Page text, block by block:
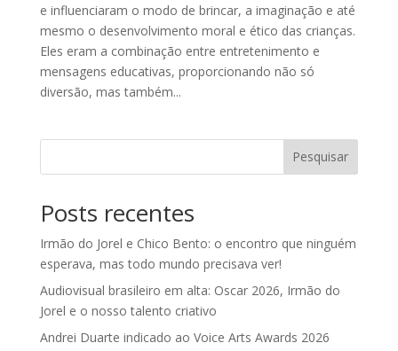
e influenciaram o modo de brincar, a imaginação e até
mesmo o desenvolvimento moral e ético das crianças.
Eles eram a combinação entre entretenimento e
mensagens educativas, proporcionando não só
diversão, mas também...
Pesquisar
Posts recentes
Irmão do Jorel e Chico Bento: o encontro que ninguém
esperava, mas todo mundo precisava ver!
Audiovisual brasileiro em alta: Oscar 2026, Irmão do
Jorel e o nosso talento criativo
Andrei Duarte indicado ao Voice Arts Awards 2026